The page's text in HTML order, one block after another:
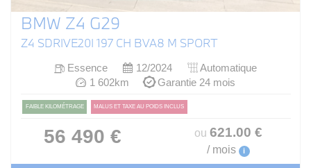
BMW Z4 G29
Z4 SDRIVE20I 197 CH BVA8 M SPORT
Essence 12/2024
Automatique
1 602km
Garantie 24 mois
FAIBLE KILOMÉTRAGE MALUS ET TAXE AU POIDS INCLUS
56 490 € ou 621.00 €
/ mois i